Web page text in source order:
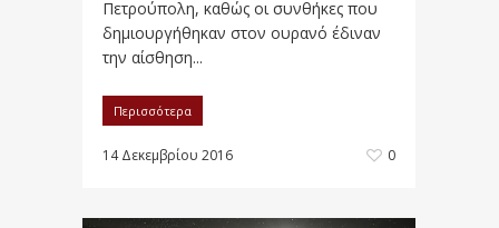
Πετρούπολη, καθώς οι συνθήκες που
δημιουργήθηκαν στον ουρανό έδιναν
την αίσθηση...
Περισσότερα
14 Δεκεμβρίου 2016 0